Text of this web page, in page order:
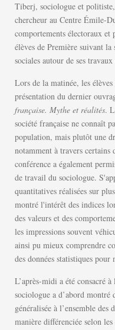
Tiberj, sociologue et
chercheur au Centre Émile-
comportements électoraux et
élèves de Première suivant la
sociales autour de ses travaux
Lors de la matinée, les
présentation du dernier
française. Mythe et réalités.
société française ne connaît
population, mais plutôt une
notamment à travers
conférence a également
de travail du sociologue.
quantitatives réalisées sur
montré l'intérêt des indices
des valeurs et des
les impressions souvent
ainsi pu mieux comprendre
des données statistiques pour
L’après-midi a été consacré
sociologue a d’abord montré
généralisée à l’ensemble des
manière différenciée selon